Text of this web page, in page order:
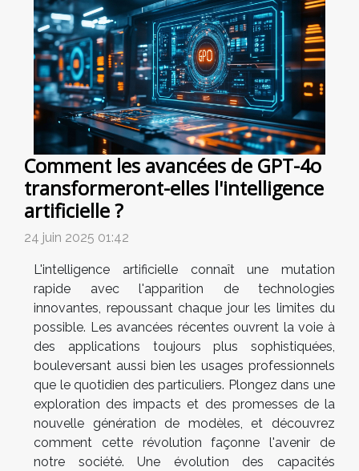
Comment les avancées de GPT-4o
transformeront-elles l'intelligence
artificielle ?
24 juin 2025 01:42
L'intelligence artificielle connaît une mutation
rapide avec l'apparition de technologies
innovantes, repoussant chaque jour les limites du
possible. Les avancées récentes ouvrent la voie à
des applications toujours plus sophistiquées,
bouleversant aussi bien les usages professionnels
que le quotidien des particuliers. Plongez dans une
exploration des impacts et des promesses de la
nouvelle génération de modèles, et découvrez
comment cette révolution façonne l'avenir de
notre société. Une évolution des capacités